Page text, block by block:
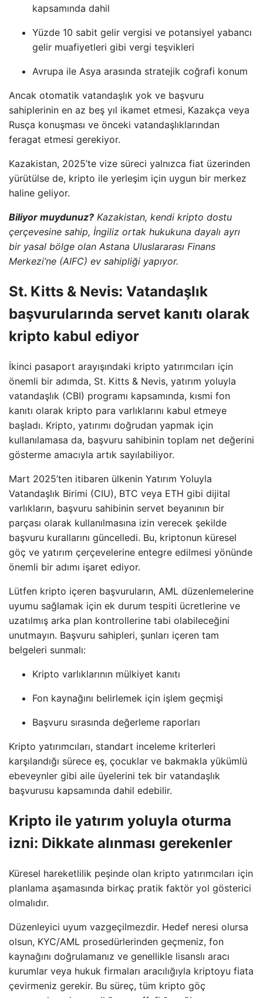
kapsamında dahil
Yüzde 10 sabit gelir vergisi ve potansiyel yabancı
gelir muafiyetleri gibi vergi teşvikleri
Avrupa ile Asya arasında stratejik coğrafi konum
Ancak otomatik vatandaşlık yok ve başvuru
sahiplerinin en az beş yıl ikamet etmesi, Kazakça veya
Rusça konuşması ve önceki vatandaşlıklarından
feragat etmesi gerekiyor.
Kazakistan, 2025’te vize süreci yalnızca fiat üzerinden
yürütülse de, kripto ile yerleşim için uygun bir merkez
haline geliyor.
Biliyor muydunuz? Kazakistan, kendi kripto dostu
çerçevesine sahip, İngiliz ortak hukukuna dayalı ayrı
bir yasal bölge olan Astana Uluslararası Finans
Merkezi’ne (AIFC) ev sahipliği yapıyor.
St. Kitts & Nevis: Vatandaşlık
başvurularında servet kanıtı olarak
kripto kabul ediyor
İkinci pasaport arayışındaki kripto yatırımcıları için
önemli bir adımda, St. Kitts & Nevis, yatırım yoluyla
vatandaşlık (CBI) programı kapsamında, kısmi fon
kanıtı olarak kripto para varlıklarını kabul etmeye
başladı. Kripto, yatırımı doğrudan yapmak için
kullanılamasa da, başvuru sahibinin toplam net değerini
gösterme amacıyla artık sayılabiliyor.
Mart 2025’ten itibaren ülkenin Yatırım Yoluyla
Vatandaşlık Birimi (CIU), BTC veya ETH gibi dijital
varlıkların, başvuru sahibinin servet beyanının bir
parçası olarak kullanılmasına izin verecek şekilde
başvuru kurallarını güncelledi. Bu, kriptonun küresel
göç ve yatırım çerçevelerine entegre edilmesi yönünde
önemli bir adımı işaret ediyor.
Lütfen kripto içeren başvuruların, AML düzenlemelerine
uyumu sağlamak için ek durum tespiti ücretlerine ve
uzatılmış arka plan kontrollerine tabi olabileceğini
unutmayın. Başvuru sahipleri, şunları içeren tam
belgeleri sunmalı:
Kripto varlıklarının mülkiyet kanıtı
Fon kaynağını belirlemek için işlem geçmişi
Başvuru sırasında değerleme raporları
Kripto yatırımcıları, standart inceleme kriterleri
karşılandığı sürece eş, çocuklar ve bakmakla yükümlü
ebeveynler gibi aile üyelerini tek bir vatandaşlık
başvurusu kapsamında dahil edebilir.
Kripto ile yatırım yoluyla oturma
izni: Dikkate alınması gerekenler
Küresel hareketlilik peşinde olan kripto yatırımcıları için
planlama aşamasında birkaç pratik faktör yol gösterici
olmalıdır.
Düzenleyici uyum vazgeçilmezdir. Hedef neresi olursa
olsun, KYC/AML prosedürlerinden geçmeniz, fon
kaynağını doğrulamanız ve genellikle lisanslı aracı
kurumlar veya hukuk firmaları aracılığıyla kriptoyu fiata
çevirmeniz gerekir. Bu süreç, tüm kripto göç